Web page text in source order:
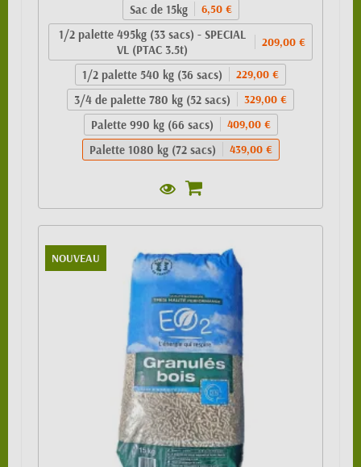
Sac de 15kg 6,50 €
1/2 palette 495kg (33 sacs) - SPECIAL
VL (PTAC 3.5t)
209,00 €
1/2 palette 540 kg (36 sacs) 229,00 €
3/4 de palette 780 kg (52 sacs) 329,00 €
Palette 990 kg (66 sacs) 409,00 €
Palette 1080 kg (72 sacs) 439,00 €
NOUVEAU